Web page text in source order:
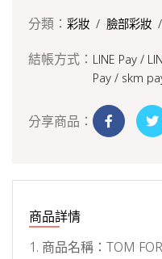
分類： 彩妝 / 臉部彩妝 /
結帳方式： LINE Pay /
Pay / skm
分享商品：
商品詳情
1. 商品名稱：TOM